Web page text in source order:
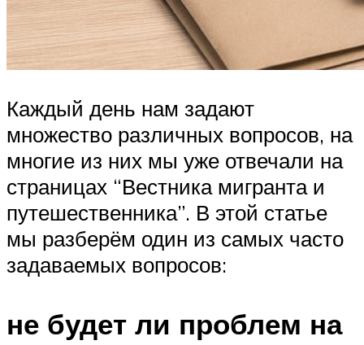
Каждый день нам задают
множество различных вопросов, на
многие из них мы уже отвечали на
страницах “Вестника мигранта и
путешественника”. В этой статье
мы разберём один из самых часто
задаваемых вопросов:
не будет ли проблем на